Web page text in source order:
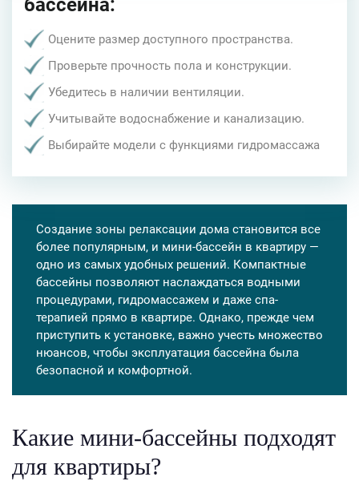
бассейна:
Оцените размер доступного пространства.
Проверьте прочность пола и конструкции.
Убедитесь в наличии вентиляции.
Учитывайте водоснабжение и канализацию.
Выбирайте модели с функциями гидромассажа
Создание зоны релаксации дома становится все
более популярным, и мини-бассейн в квартиру —
одно из самых удобных решений. Компактные
бассейны позволяют наслаждаться водными
процедурами, гидромассажем и даже спа-
терапией прямо в квартире. Однако, прежде чем
приступить к установке, важно учесть множество
нюансов, чтобы эксплуатация бассейна была
безопасной и комфортной.
Какие мини-бассейны подходят
для квартиры?